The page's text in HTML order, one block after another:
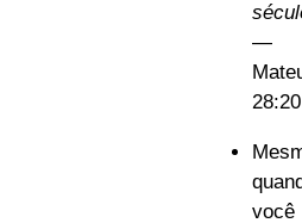
—
28:20
você